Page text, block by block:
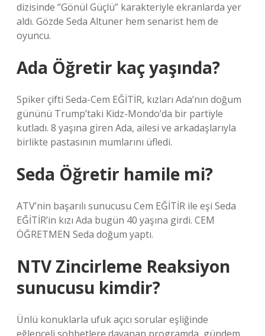
dizisinde “Gönül Güçlü” karakteriyle ekranlarda yer
aldı. Gözde Seda Altuner hem senarist hem de
oyuncu.
Ada Öğretir kaç yaşında?
Spiker çifti Seda-Cem EĞİTİR, kızları Ada’nın doğum
gününü Trump’taki Kidz-Mondo’da bir partiyle
kutladı. 8 yaşına giren Ada, ailesi ve arkadaşlarıyla
birlikte pastasının mumlarını üfledi.
Seda Öğretir hamile mi?
ATV’nin başarılı sunucusu Cem EĞİTİR ile eşi Seda
EĞİTİR’in kızı Ada bugün 40 yaşına girdi. CEM
ÖĞRETMEN Seda doğum yaptı.
NTV Zincirleme Reaksiyon
sunucusu kimdir?
Ünlü konuklarla ufuk açıcı sorular eşliğinde